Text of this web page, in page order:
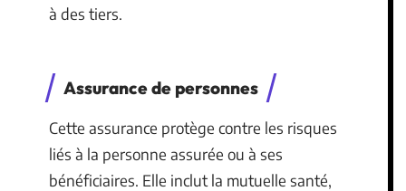
à des tiers.
Assurance de personnes
Cette assurance protège contre les risques
liés à la personne assurée ou à ses
bénéficiaires. Elle inclut la mutuelle santé,